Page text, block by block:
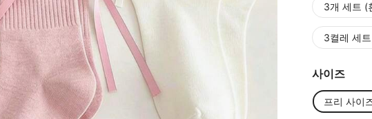
3개 세트 (
3켤레 세
사이즈
프리 사이